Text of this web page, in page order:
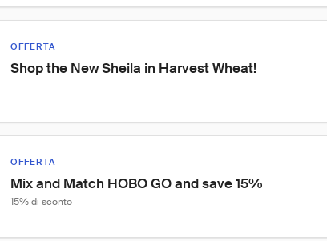
OFFERTA
Shop the New Sheila in Harvest Wheat!
OFFERTA
Mix and Match HOBO GO and save 15%
15% di sconto